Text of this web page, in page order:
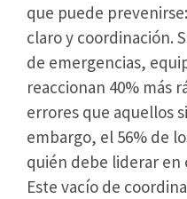
que puede
claro y coordinación.
de emergencias,
reaccionan 40% más
errores que aquellos
embargo, el 56% de
quién debe liderar en
Este vacío de